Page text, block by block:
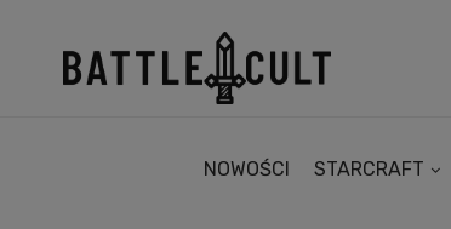
NOWOŚCI STARCRAFT